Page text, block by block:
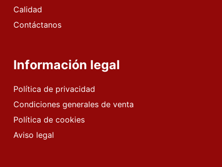
Calidad
Contáctanos
Información legal
Política de privacidad
Condiciones generales de venta
Política de cookies
Aviso legal